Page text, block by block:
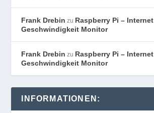
Frank Drebin zu Raspberry Pi – Internet
Geschwindigkeit Monitor
Frank Drebin zu Raspberry Pi – Internet
Geschwindigkeit Monitor
INFORMATIONEN: